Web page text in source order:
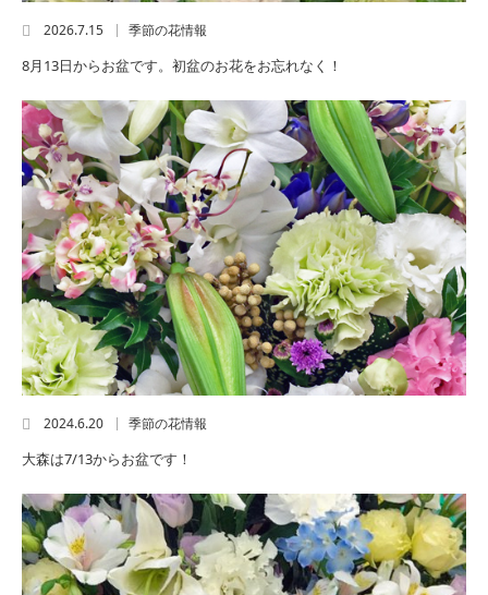
2026.7.15 季節の花情報
8月13日からお盆です。初盆のお花をお忘れなく！
2024.6.20 季節の花情報
大森は7/13からお盆です！